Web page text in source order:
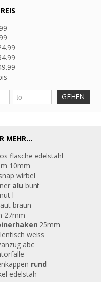
GEHEN
MEHR...
flasche edelstahl
10mm
wirbel
alu bunt
l
braun
27mm
25mm
weiss
abc
rund
edelstahl